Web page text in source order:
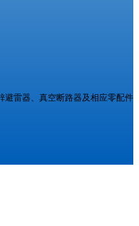
避雷器、真空断路器及相应零配件